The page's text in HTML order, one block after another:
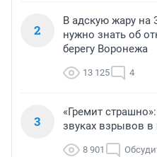
2
В адскую жару на
нужно знать об
берегу Воронежа
13 125 4
3
«Гремит
звуках взрывов в
8 901